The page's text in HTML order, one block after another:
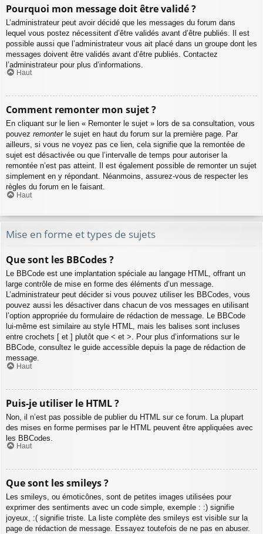
Pourquoi mon message doit être validé ?
L’administrateur peut avoir décidé que les messages du forum dans
lequel vous postez nécessitent d’être validés avant d’être publiés. Il est
possible aussi que l’administrateur vous ait placé dans un groupe dont les
messages doivent être validés avant d’être publiés. Contactez
l’administrateur pour plus d’informations.
Haut
Comment remonter mon sujet ?
En cliquant sur le lien « Remonter le sujet » lors de sa consultation, vous
pouvez remonterle sujet en haut du forum sur la première page. Par
ailleurs, si vous ne voyez pas ce lien, cela signifie que la remontée de
sujet est désactivée ou que l’intervalle de temps pour autoriser la
remontée n’est pas atteint. Il est également possible de remonter un sujet
simplement en y répondant. Néanmoins, assurez-vous de respecter les
règles du forum en le faisant.
Haut
Mise en forme et types de sujets
Que sont les BBCodes ?
Le BBCode est une implantation spéciale au langage HTML, offrant un
large contrôle de mise en forme des éléments d’un message.
L’administrateur peut décider si vous pouvez utiliser les BBCodes, vous
pouvez aussi les désactiver dans chacun de vos messages en utilisant
l’option appropriée du formulaire de rédaction de message. Le BBCode
lui-même est similaire au style HTML, mais les balises sont incluses
entre crochets [ et ] plutôt que < et >. Pour plus d’informations sur le
BBCode, consultez le guide accessible depuis la page de rédaction de
message.
Haut
Puis-je utiliser le HTML ?
Non, il n’est pas possible de publier du HTML sur ce forum. La plupart
des mises en forme permises par le HTML peuvent être appliquées avec
les BBCodes.
Haut
Que sont les smileys ?
Les smileys, ou émoticônes, sont de petites images utilisées pour
exprimer des sentiments avec un code simple, exemple : :) signifie
joyeux, :( signifie triste. La liste complète des smileys est visible sur la
page de rédaction de message. Essayez toutefois de ne pas en abuser.